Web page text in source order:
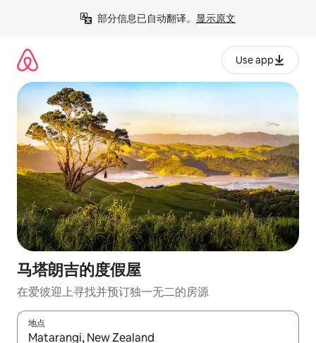
部分信息已自动翻译。 显示原文
Use app
马塔朗吉的度假屋
在爱彼迎上寻找并预订独一无二的房源
地点
如有搜索结果，请使用上下方向键查看，或通过点击或滑动手势